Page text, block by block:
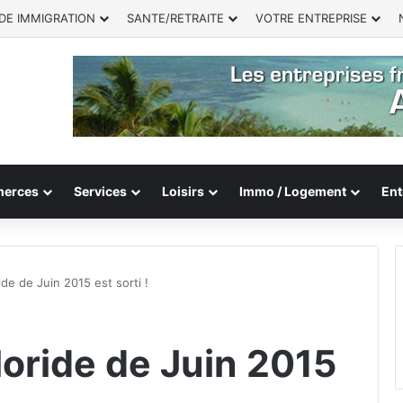
IMMIGRATION SANTE/RETRAITE VOTRE ENTREPRISE
Services Loisirs Immo / Logement
de Juin 2015 est sorti !
de Juin 2015